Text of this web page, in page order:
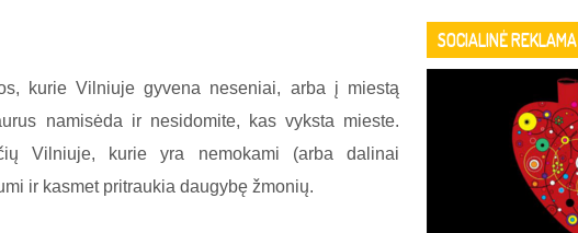
kurie Vilniuje gyvena neseniai, arba į miestą
namisėda ir nesidomite, kas vyksta mieste.
Vilniuje, kurie yra nemokami (arba dalinai
ir kasmet pritraukia daugybę žmonių.
SOCIALINĖ REKLAMA